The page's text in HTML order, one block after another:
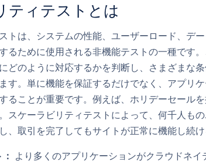
ティテストとは
トは、システムの性能、ユーザーロード、デ
るために使用される非機能テストの一種です
どのように対応するかを判断し、さまざまな
す。単に機能を保証するだけでなく、アプリ
ることが重要です。例えば、ホリデーセール
スケーラビリティテストによって、何千人もの
、取引を完了してもサイトが正常に機能し続け
より多くのアプリケーションがクラウドネ